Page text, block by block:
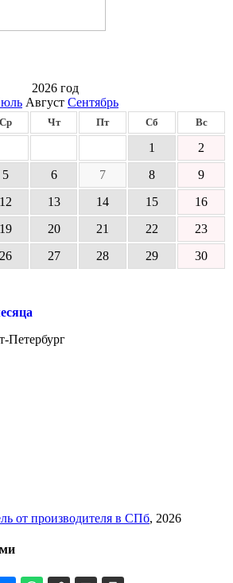
2026 год
Август Сентябрь
Ср Чт Пт Сб Вс
1
2
5 6 7 8
9
12 13 14 15
16
19 20 21 22
23
26 27 28 29
30
Петербург
от производителя в СПб, 2026